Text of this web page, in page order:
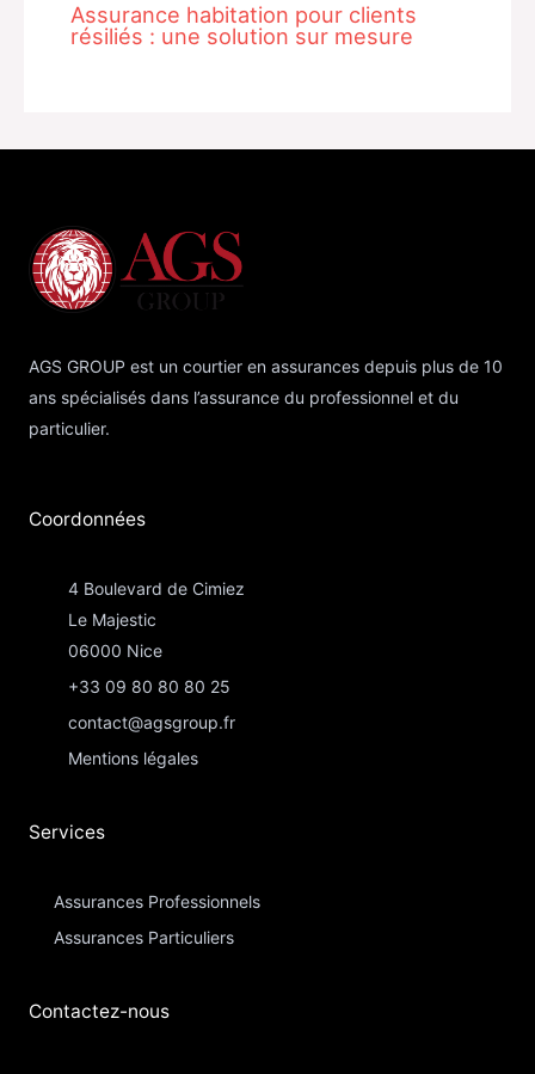
Assurance habitation pour clients
résiliés : une solution sur mesure
AGS GROUP est un courtier en assurances depuis plus de 10
ans spécialisés dans l’assurance du professionnel et du
particulier.
Coordonnées​
4 Boulevard de Cimiez
Le Majestic
06000 Nice
+33 09 80 80 80 25
contact@agsgroup.fr
Mentions légales
Services
Assurances Professionnels
Assurances Particuliers​
Contactez-nous​